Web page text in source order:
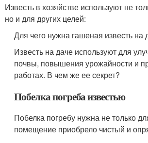
Известь в хозяйстве используют не
но и для других целей:
Для чего нужна гашеная известь на
Известь на даче используют для
почвы, повышения урожайности и
работах. В чем же ее секрет?
Побелка погреба известью
Побелка погребу нужна не только
помещение приобрело чистый и